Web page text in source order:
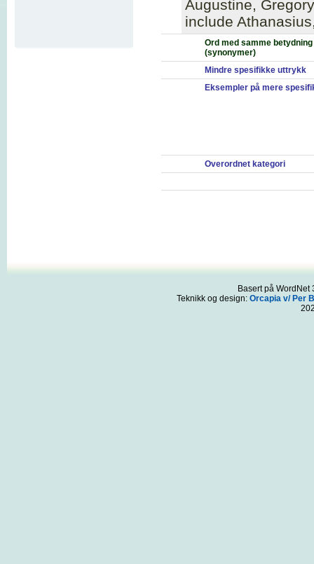
Augustine,
include
Ord med samme betydning
(synonymer)
Mindre spesifikke uttrykk
Eksempler på mere
Overordnet kategori
Basert på
Teknikk og design: Orcapia v/ Per